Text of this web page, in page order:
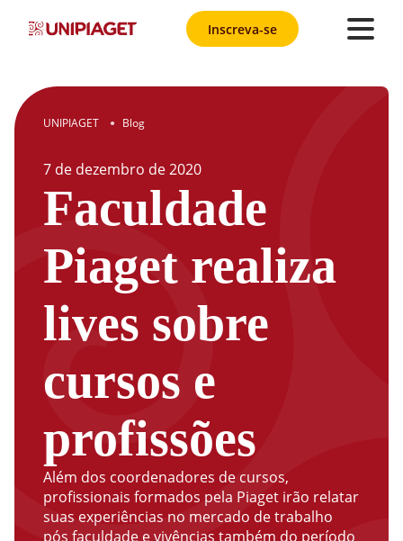
Inscreva-se
UNIPIAGET ● Blog
7 de dezembro de2020
Faculdade
Piaget realiza
lives sobre
cursos e
profissões
Além dos coordenadores de cursos,
profissionais formados pela Piaget irão relatar
suas experiências no mercado de trabalho
pós faculdade e vivências também do período